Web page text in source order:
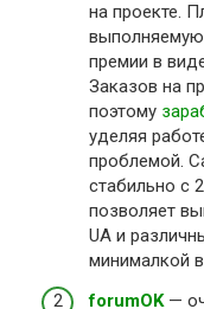
на проекте.
премии в
Заказов на
поэтому
уделяя
проблемой.
стабильно с
позволяет
UA и
минималкой
forumOK—